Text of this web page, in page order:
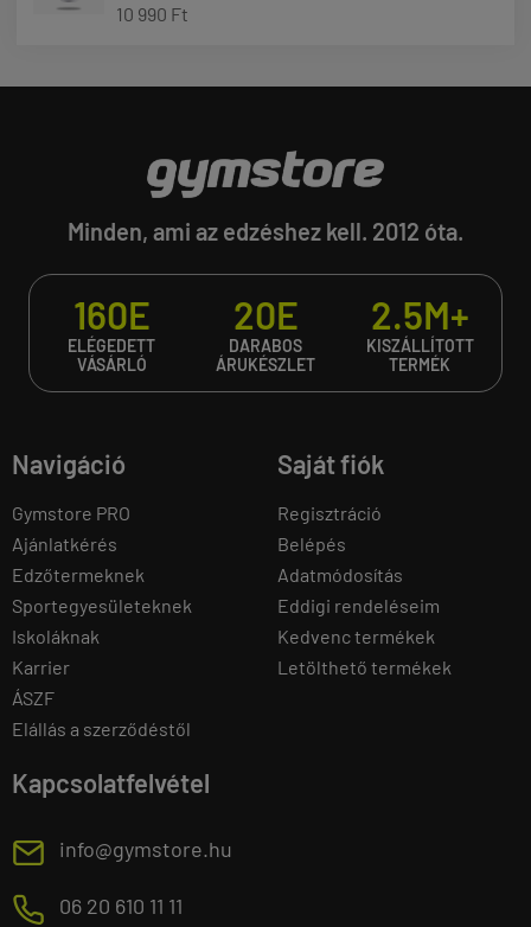
10 990 Ft
Minden, ami az edzéshez kell. 2012 óta.
160E
ELÉGEDETT
VÁSÁRLÓ
20E
DARABOS
ÁRUKÉSZLET
2.5M+
KISZÁLLÍTOTT
TERMÉK
Navigáció
Gymstore PRO
Ajánlatkérés
Edzőtermeknek
Sportegyesületeknek
Iskoláknak
Karrier
ÁSZF
Elállás a szerződéstől
Saját fiók
Regisztráció
Belépés
Adatmódosítás
Eddigi rendeléseim
Kedvenc termékek
Letölthető termékek
Kapcsolatfelvétel
E info@gymstore.hu
M 06 20 610 11 11